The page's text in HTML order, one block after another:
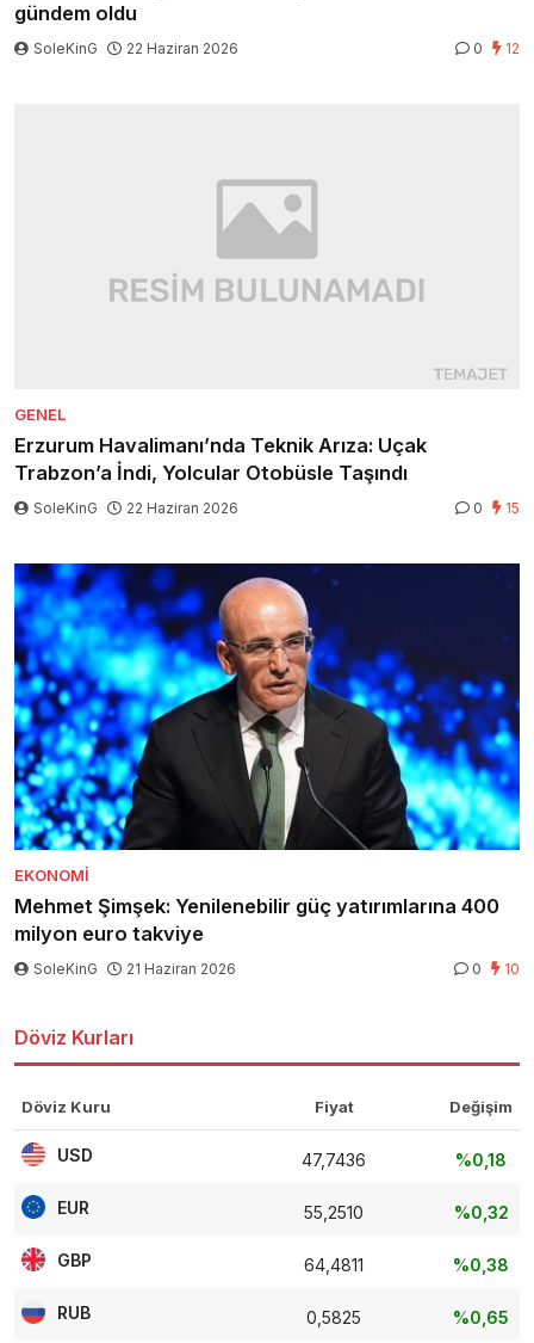
gündem oldu
SoleKinG 22 Haziran 2026 0 12
GENEL
Erzurum Havalimanı’nda Teknik Arıza: Uçak
Trabzon’a İndi, Yolcular Otobüsle Taşındı
SoleKinG 22 Haziran 2026 0 15
EKONOMI
Mehmet Şimşek: Yenilenebilir güç yatırımlarına 400
milyon euro takviye
SoleKinG 21 Haziran 2026 0 10
Döviz Kurları
Döviz Kuru Fiyat Değişim
USD 47,7436 %0,18
EUR 55,2510 %0,32
GBP 64,4811 %0,38
RUB 0,5825 %0,65